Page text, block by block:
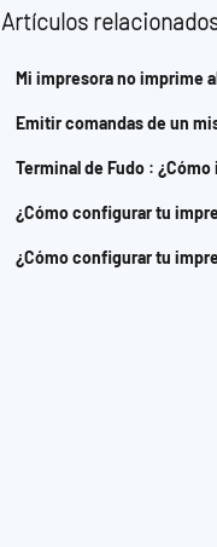
Artículos
Mi impresora no imprime
Emitir comandas de un
Terminal de Fudo :
¿Cómo configurar tu
¿Cómo configurar tu